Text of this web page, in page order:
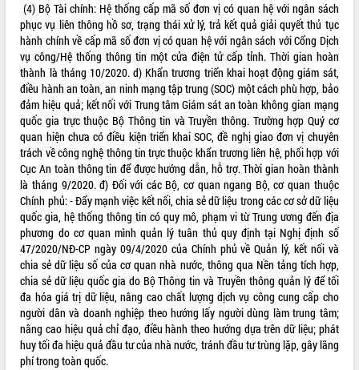
(4) Bộ Tài chính: Hệ thống cấp mã số đơn vị có quan hệ với ngân sách
phục vụ liên thông hồ sơ, trạng thái xử lý, trả kết quả giải quyết thủ tục
hành chính về cấp mã số đơn vị có quan hệ với ngân sách với Cổng Dịch
vụ công/Hệ thống thông tin một cửa điện tử cấp tỉnh. Thời gian hoàn
thành là tháng 10/2020. d) Khẩn trương triển khai hoạt động giám sát,
điều hành an toàn, an ninh mạng tập trung (SOC) một cách phù hợp, bảo
đảm hiệu quả; kết nối với Trung tâm Giám sát an toàn không gian mạng
quốc gia trực thuộc Bộ Thông tin và Truyền thông. Trường hợp Quý cơ
quan hiện chưa có điều kiện triển khai SOC, đề nghị giao đơn vị chuyên
trách về công nghệ thông tin trực thuộc khẩn trương liên hệ, phối hợp với
Cục An toàn thông tin để được hướng dẫn, hỗ trợ. Thời gian hoàn thành
là tháng 9/2020. đ) Đối với các Bộ, cơ quan ngang Bộ, cơ quan thuộc
Chính phủ: - Đẩy mạnh việc kết nối, chia sẻ dữ liệu trong các cơ sở dữ liệu
quốc gia, hệ thống thông tin có quy mô, phạm vi từ Trung ương đến địa
phương do cơ quan mình quản lý tuân thủ quy định tại Nghị định số
47/2020/NĐ-CP ngày 09/4/2020 của Chính phủ về Quản lý, kết nối và
chia sẻ dữ liệu số của cơ quan nhà nước, thông qua Nền tảng tích hợp,
chia sẻ dữ liệu quốc gia do Bộ Thông tin và Truyền thông quản lý để tối
đa hóa giá trị dữ liệu, nâng cao chất lượng dịch vụ công cung cấp cho
người dân và doanh nghiệp theo hướng lấy người dùng làm trung tâm;
nâng cao hiệu quả chỉ đạo, điều hành theo hướng dựa trên dữ liệu; phát
huy tối đa hiệu quả đầu tư của nhà nước, tránh đầu tư trùng lặp, gây lãng
phí trong toàn quốc.